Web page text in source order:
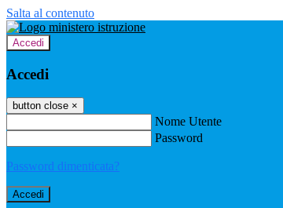
Salta al contenuto
Accedi
Accedi
button close ×
Nome Utente
Password
Password dimenticata?